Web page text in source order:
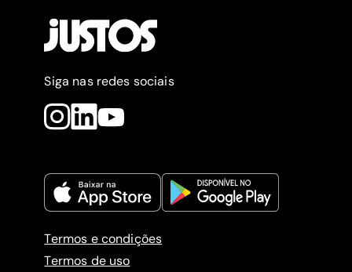
Siga nas redes sociais
Termos e condições
Termos de uso